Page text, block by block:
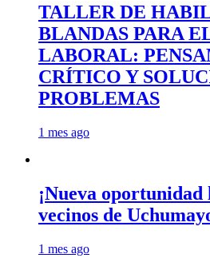
TALLER DE
BLANDAS PARA
LABORAL:
CRÍTICO Y
PROBLEMAS
1 mes ago
¡Nueva
vecinos de
1 mes ago